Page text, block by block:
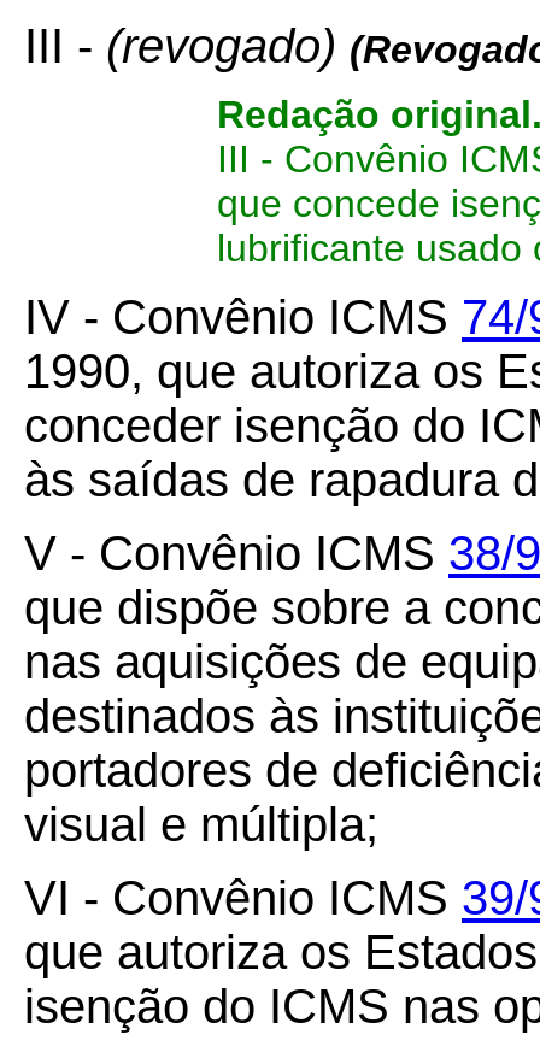
III - (revogado)
Redação
III - Convênio
que concede
lubrificante usado
IV - Convênio ICMS 74/
1990, que autoriza os
conceder isenção do
às saídas de rapadura
V - Convênio ICMS 38/
que dispõe sobre a
nas aquisições de
destinados às
portadores de
visual e múltipla;
VI - Convênio ICMS 39/
que autoriza os
isenção do ICMS nas